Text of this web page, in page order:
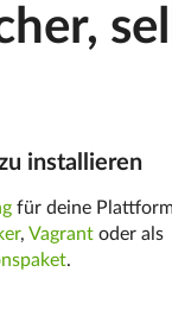
installieren
für deine
, Vagrantoder als
.